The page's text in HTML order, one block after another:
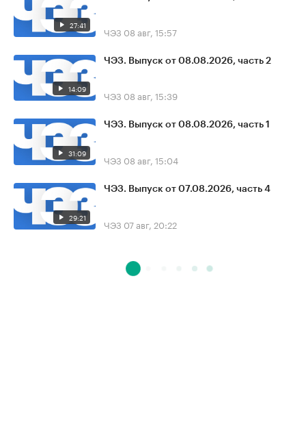
27:41 ЧЭЗ 08 авг, 15:57
14:09
ЧЭЗ. Выпуск от 08.08.2026, часть 2
ЧЭЗ 08 авг, 15:39
31:09
ЧЭЗ. Выпуск от 08.08.2026, часть 1
ЧЭЗ 08 авг, 15:04
29:21
ЧЭЗ. Выпуск от 07.08.2026, часть 4
ЧЭЗ 07 авг, 20:22